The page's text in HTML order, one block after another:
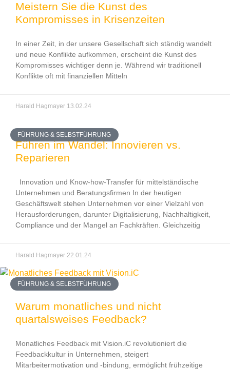
Meistern Sie die Kunst des
Kompromisses in Krisenzeiten
In einer Zeit, in der unsere Gesellschaft sich ständig wandelt
und neue Konflikte aufkommen, erscheint die Kunst des
Kompromisses wichtiger denn je. Während wir traditionell
Konflikte oft mit finanziellen Mitteln
Harald Hagmayer 13.02.24
FÜHRUNG & SELBSTFÜHRUNG
Führen im Wandel: Innovieren vs.
Reparieren
Innovation und Know-how-Transfer für mittelständische
Unternehmen und Beratungsfirmen In der heutigen
Geschäftswelt stehen Unternehmen vor einer Vielzahl von
Herausforderungen, darunter Digitalisierung, Nachhaltigkeit,
Compliance und der Mangel an Fachkräften. Gleichzeitig
Harald Hagmayer 22.01.24
FÜHRUNG & SELBSTFÜHRUNG
Warum monatliches und nicht
quartalsweises Feedback?
Monatliches Feedback mit Vision.iC revolutioniert die
Feedbackkultur in Unternehmen, steigert
Mitarbeitermotivation und -bindung, ermöglicht frühzeitige